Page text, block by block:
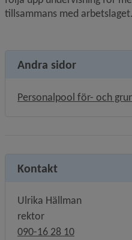
tillsammans med arbetslaget.
Andra sidor
Personalpool för- och
Kontakt
Ulrika Hällman
rektor
090-16 28 10